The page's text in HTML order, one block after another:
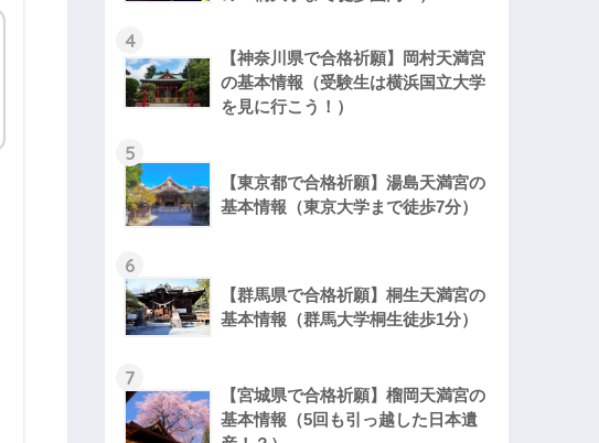
4
【神奈川県で合格祈願】岡村天満宮
の基本情報（受験生は横浜国立大学
を見に行こう！）
5
【東京都で合格祈願】湯島天満宮の
基本情報（東京大学まで徒歩7分）
6
【群馬県で合格祈願】桐生天満宮の
基本情報（群馬大学桐生徒歩1分）
7
【宮城県で合格祈願】榴岡天満宮の
基本情報（5回も引っ越した日本遺